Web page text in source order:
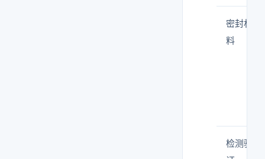
密封材
料
检测验